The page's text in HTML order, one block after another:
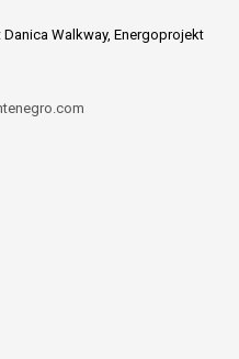
Danica Walkway, Energoprojekt